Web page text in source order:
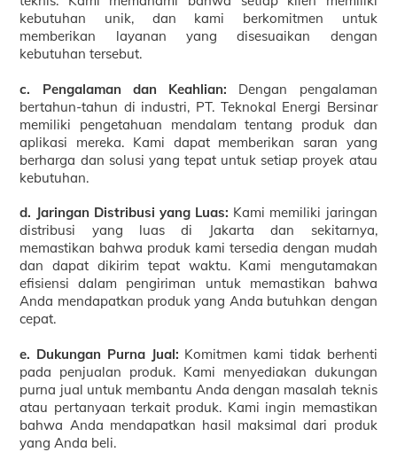
kebutuhan unik, dan kami berkomitmen untuk
memberikan layanan yang disesuaikan dengan
kebutuhan tersebut.
c. Pengalaman dan Keahlian: Dengan pengalaman
bertahun-tahun di industri, PT. Teknokal Energi Bersinar
memiliki pengetahuan mendalam tentang produk dan
aplikasi mereka. Kami dapat memberikan saran yang
berharga dan solusi yang tepat untuk setiap proyek atau
kebutuhan.
d. Jaringan Distribusi yang Luas: Kami memiliki jaringan
distribusi yang luas di Jakarta dan sekitarnya,
memastikan bahwa produk kami tersedia dengan mudah
dan dapat dikirim tepat waktu. Kami mengutamakan
efisiensi dalam pengiriman untuk memastikan bahwa
Anda mendapatkan produk yang Anda butuhkan dengan
cepat.
e. Dukungan Purna Jual: Komitmen kami tidak berhenti
pada penjualan produk. Kami menyediakan dukungan
purna jual untuk membantu Anda dengan masalah teknis
atau pertanyaan terkait produk. Kami ingin memastikan
bahwa Anda mendapatkan hasil maksimal dari produk
yang Anda beli.